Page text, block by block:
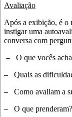
Avaliação
Após a exibição, é o
instigar uma
conversa com
– O que vocês
– Quais as
– Como avaliam a
– O que prenderam?